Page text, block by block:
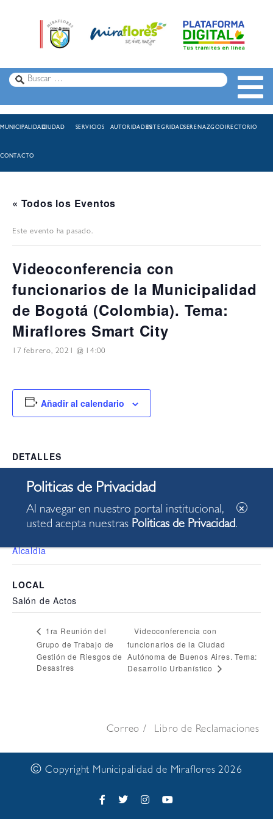
MUNICIPALIDADCIUDAD SERVICIOS AUTORIDADESINTEGRIDADSERENAZGODIRECTORIO
CONTACTO
« Todos los Eventos
Este evento ha pasado.
Videoconferencia con
funcionarios de la Municipalidad
de Bogotá (Colombia). Tema:
Miraflores Smart City
17 febrero, 2021 @ 14:00
Añadir al calendario
DETALLES
17 febrero, 2021
Hora:
14:00
Alcaldia
LOCAL
Salón de Actos
1ra Reunión del
Grupo de Trabajo de
Gestión de Riesgos de
Desastres
Videoconferencia con
funcionarios de la Ciudad
Autónoma de Buenos Aires. Tema:
Desarrollo Urbanístico
Correo Libro de Reclamaciones
© Copyright Municipalidad de Miraflores 2026
Al navegar en nuestro portal institucional,
usted acepta nuestras Politicas de Privacidad.